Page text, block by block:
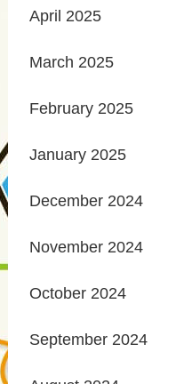
April 2025
March 2025
February 2025
January 2025
December 2024
November 2024
October 2024
September 2024